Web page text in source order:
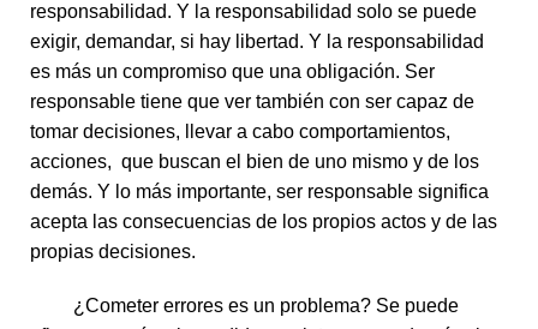
responsabilidad. Y la responsabilidad solo se puede
exigir, demandar, si hay libertad. Y la responsabilidad
es más un compromiso que una obligación. Ser
responsable tiene que ver también con ser capaz de
tomar decisiones, llevar a cabo comportamientos,
acciones, que buscan el bien de uno mismo y de los
demás. Y lo más importante, ser responsable significa
acepta las consecuencias de los propios actos y de las
propias decisiones.
¿Cometer errores es un problema? Se puede